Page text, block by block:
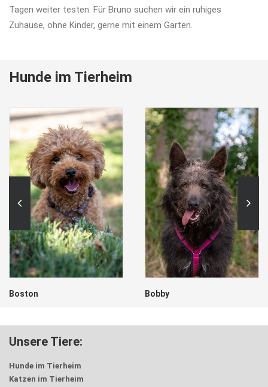
Tagen weiter testen. Für Bruno suchen wir ein ruhiges
Zuhause, ohne Kinder, gerne mit einem Garten.
Hunde im Tierheim
Boston Bobby
Unsere Tiere:
Hunde im Tierheim
Katzen im Tierheim